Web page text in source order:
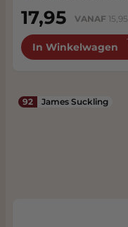
17,95 VANAF 15,95
In Winkelwagen
92 James Suckling